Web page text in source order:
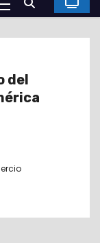
del